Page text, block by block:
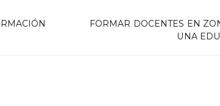
FORMAR DOCENTES EN
UNA